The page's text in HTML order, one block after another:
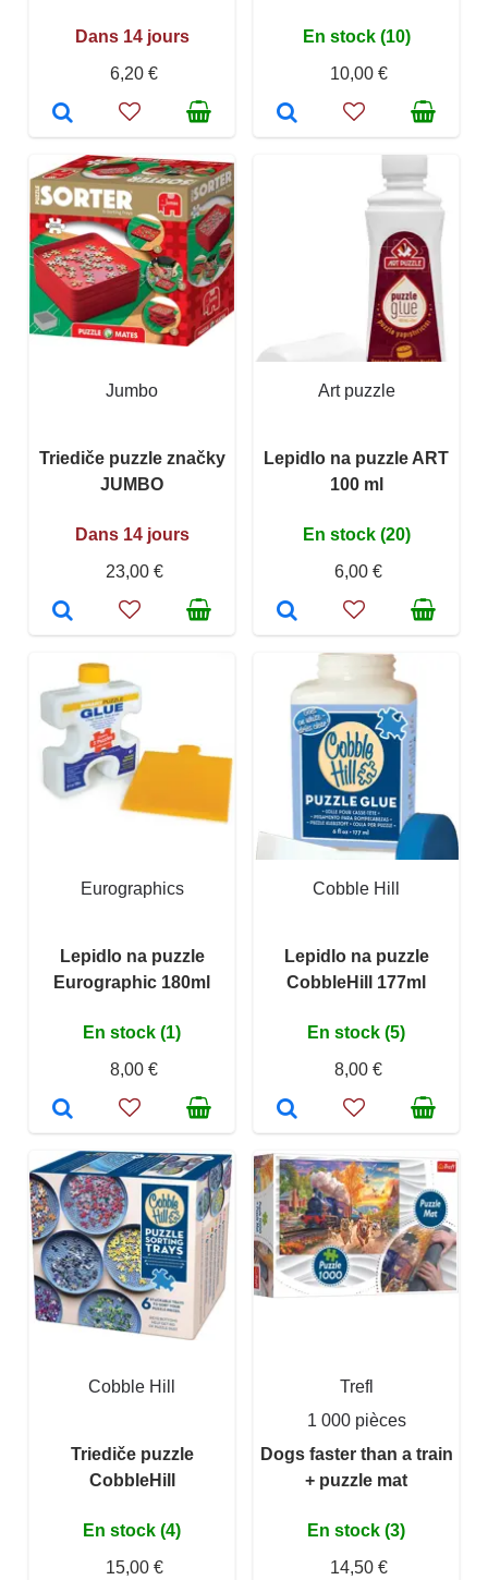
Dans 14 jours
6,20 €
En stock (10)
10,00 €
Jumbo
Triediče puzzle značky
JUMBO
Dans 14 jours
23,00 €
Art puzzle
Lepidlo na puzzle ART
100 ml
En stock (20)
6,00 €
Eurographics
Lepidlo na puzzle
Eurographic 180ml
En stock (1)
8,00 €
Cobble Hill
Lepidlo na puzzle
CobbleHill 177ml
En stock (5)
8,00 €
Cobble Hill
Triediče puzzle
CobbleHill
En stock (4)
15,00 €
Trefl
1 000 pièces
Dogs faster than a train
+ puzzle mat
En stock (3)
14,50 €